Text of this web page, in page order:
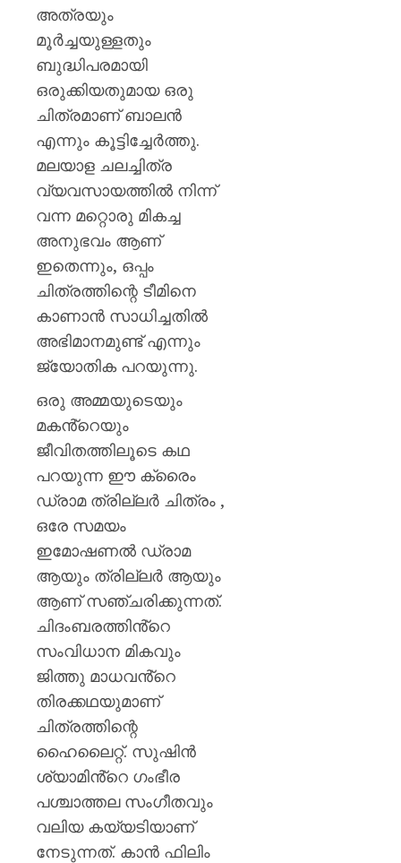
അത്രയും
മൂർച്ചയുള്ളതും
ബുദ്ധിപരമായി
ഒരുക്കിയതുമായ ഒരു
ചിത്രമാണ് ബാലൻ
എന്നും കൂട്ടിച്ചേർത്തു.
മലയാള ചലച്ചിത്ര
വ്യവസായത്തിൽ നിന്ന്
വന്ന മറ്റൊരു മികച്ച
അനുഭവം ആണ്
ഇതെന്നും, ഒപ്പം
ചിത്രത്തിന്റെ ടീമിനെ
കാണാൻ സാധിച്ചതിൽ
അഭിമാനമുണ്ട് എന്നും
ജ്യോതിക പറയുന്നു.
ഒരു അമ്മയുടെയും
മകൻ്റെയും
ജീവിതത്തിലൂടെ കഥ
പറയുന്ന ഈ ക്രൈം
ഡ്രാമ ത്രില്ലർ ചിത്രം ,
ഒരേ സമയം
ഇമോഷണൽ ഡ്രാമ
ആയും ത്രില്ലർ ആയും
ആണ് സഞ്ചരിക്കുന്നത്.
ചിദംബരത്തിൻ്റെ
സംവിധാന മികവും
ജിത്തു മാധവൻ്റെ
തിരക്കഥയുമാണ്
ചിത്രത്തിന്റെ
ഹൈലൈറ്റ്. സുഷിൻ
ശ്യാമിൻ്റെ ഗംഭീര
പശ്ചാത്തല സംഗീതവും
വലിയ കയ്യടിയാണ്
നേടുന്നത്. കാൻ ഫിലിം